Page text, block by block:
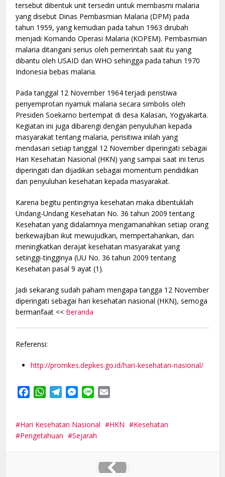
tersebut dibentuk unit tersediri untuk membasmi malaria
yang disebut Dinas Pembasmian Malaria (DPM) pada
tahun 1959, yang kemudian pada tahun 1963 dirubah
menjadi Komando Operasi Malaria (KOPEM). Pembasmian
malaria ditangani serius oleh pemerintah saat itu yang
dibantu oleh USAID dan WHO sehingga pada tahun 1970
Indonesia bebas malaria.
Pada tanggal 12 November 1964 terjadi peristiwa
penyemprotan nyamuk malaria secara simbolis oleh
Presiden Soekarno bertempat di desa Kalasan, Yogyakarta.
Kegiatan ini juga dibarengi dengan penyuluhan kepada
masyarakat tentang malaria, perisitiwa inilah yang
mendasari setiap tanggal 12 November diperingati sebagai
Hari Kesehatan Nasional (HKN) yang sampai saat ini terus
diperingati dan dijadikan sebagai momentum pendidikan
dan penyuluhan kesehatan kepada masyarakat.
Karena begitu pentingnya kesehatan maka dibentuklah
Undang-Undang Kesehatan No. 36 tahun 2009 tentang
Kesehatan yang didalamnya mengamanahkan setiap orang
berkewajiban ikut mewujudkan, mempertahankan, dan
meningkatkan derajat kesehatan masyarakat yang
setinggi-tingginya (UU No. 36 tahun 2009 tentang
Kesehatan pasal 9 ayat (1).
Jadi sekarang sudah paham mengapa tangga 12 November
diperingati sebagai hari kesehatan nasional (HKN), semoga
bermanfaat << Beranda
Referensi:
http://promkes.depkes.go.id/hari-kesehatan-nasional/
FacebookWhatsApp
TelegramMessenger
Line
Hari Kesehatan Nasional HKN
Kesehatan
Pengetahuan
Sejarah